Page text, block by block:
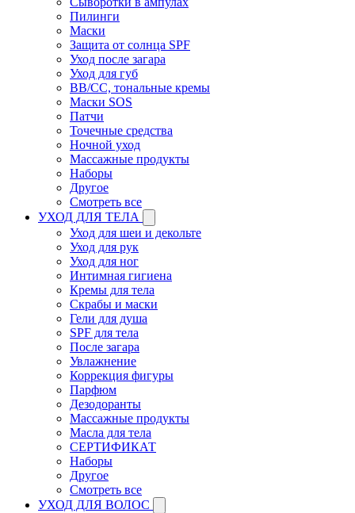
Пилинги
Маски
Защита от солнца SPF
Уход после загара
Уход для губ
BB/CC, тональные кремы
Маски SOS
Патчи
Точечные средства
Ночной уход
Массажные продукты
Наборы
Другое
Смотреть все
УХОД ДЛЯ ТЕЛА
Уход для шеи и декольте
Уход для рук
Уход для ног
Интимная гигиена
Кремы для тела
Скрабы и маски
Гели для душа
SPF для тела
После загара
Увлажнение
Коррекция фигуры
Парфюм
Дезодоранты
Массажные продукты
Масла для тела
СЕРТИФИКАТ
Наборы
Другое
Смотреть все
УХОД ДЛЯ ВОЛОС